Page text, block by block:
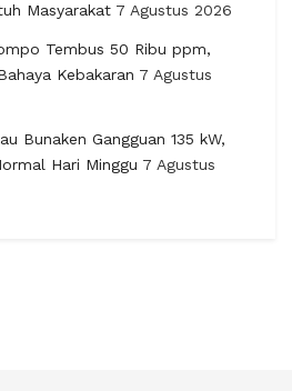
Masyarakat 7 Agustus 2026
Tembus 50 Ribu ppm,
Kebakaran 7 Agustus
Bunaken Gangguan 135 kW,
Hari Minggu 7 Agustus